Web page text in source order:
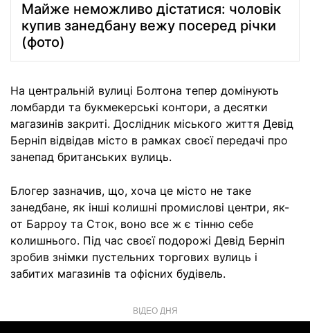
Майже неможливо дістатися: чоловік
купив занедбану вежу посеред річки
(фото)
На центральній вулиці Болтона тепер домінують
ломбарди та букмекерські контори, а десятки
магазинів закриті. Дослідник міського життя Девід
Берніп відвідав місто в рамках своєї передачі про
занепад британських вулиць.
Блогер зазначив, що, хоча це місто не таке
занедбане, як інші колишні промислові центри, як-
от Барроу та Сток, воно все ж є тінню себе
колишнього. Під час своєї подорожі Девід Берніп
зробив знімки пустельних торгових вулиць і
забитих магазинів та офісних будівель.
ВІДЕО ДНЯ